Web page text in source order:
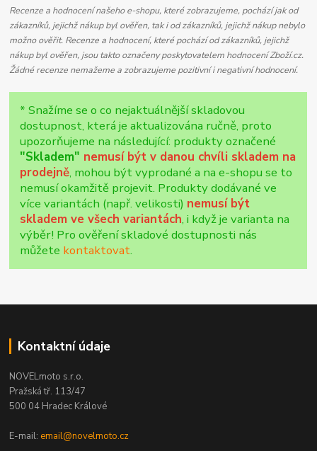
Recenze a hodnocení našeho e-shopu, které zobrazujeme, pochází jak od
zákazníků, jejichž nákup byl ověřen, tak i od zákazníků, jejichž nákup nebylo
možno ověřit. Recenze a hodnocení, které pochází od zákazníků, jejichž
nákup byl ověřen, jsou takto označeny poskytovatelem hodnocení Zboží.cz.
Žádné recenze nemažeme a zobrazujeme pozitivní i negativní hodnocení.
* Snažíme se o co nejaktuálnější skladovou
dostupnost, která je aktualizována ručně, proto
upozorňujeme na následující: produkty označené
"Skladem" nemusí být v danou chvíli skladem na
prodejně, mohou být vyprodané a na e-shopu se to
nemusí okamžitě projevit. Produkty dodávané ve
více variantách (např. velikosti) nemusí být
skladem ve všech variantách, i když je varianta na
výběr! Pro ověření skladové dostupnosti nás
můžete kontaktovat.
Kontaktní údaje
NOVELmoto s.r.o.
Pražská tř. 113/47
500 04 Hradec Králové
E-mail: email@novelmoto.cz